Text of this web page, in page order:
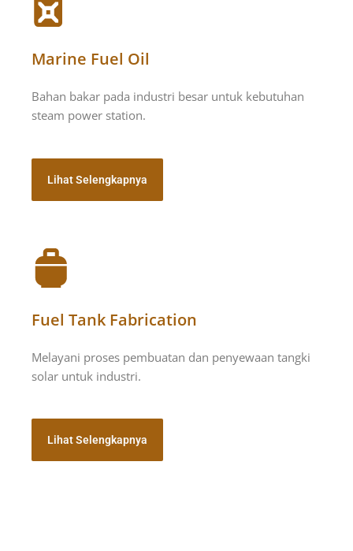
Marine Fuel Oil
Bahan bakar pada industri besar untuk kebutuhan
steam power station.
Lihat Selengkapnya
Fuel Tank Fabrication
Melayani proses pembuatan dan penyewaan tangki
solar untuk industri.
Lihat Selengkapnya